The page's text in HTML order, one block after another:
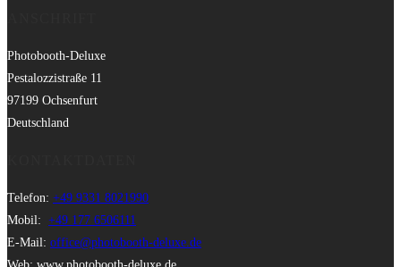
Photobooth-Deluxe
Pestalozzistraße 11
97199 Ochsenfurt
Deutschland
Telefon: +49 9331 8021990
Mobil: +49 177 6506111
E-Mail: office@photobooth-deluxe.de